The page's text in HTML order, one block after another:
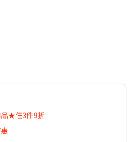
品★任3件9折